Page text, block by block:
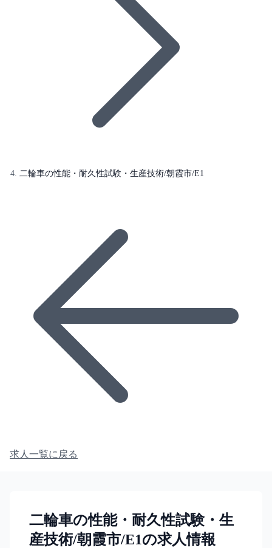
二輪車の性能・耐久性試験・生産技術/朝霞市/E1
求人一覧に戻る
二輪車の性能・耐久性試験・生
産技術/朝霞市/E1の求人情報